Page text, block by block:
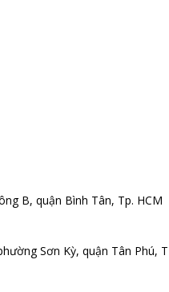
B, quận Bình Tân, Tp. HCM
Sơn Kỳ, quận Tân Phú,